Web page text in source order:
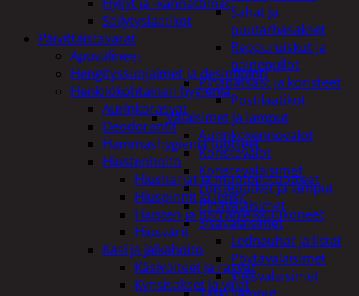
Sahat ja
puutarhasakset
Reppuruiskut ja
painepullot
Pihapatsaat ja koristeet
Postilaatikot
Valaisimet ja lamput
Aurinkokennovalot
Koristevalot
Koristevalaisimet
Loisteputket ja lamput
Pihavalaisimet
Sisävalaisimet
Lednauhat ja listat
Pöytävalaisimet
Yleisvalaisimet
Säilytyslaatikot
Päivittäistavarat
Apuvälineet
Hengityssuojaimet ja desinfiointi
Henkilökohtainen hygienia
Aurinkorasvat
Deodorantit
Hammashygienia tuotteet
Hiustenhoito
Hiusharjat ja muotoilutuotteet
Hiuspinnit ja lenkit
Hiusten ja parranleikkuukoneet
Hiusvärit
Käsi ja jalkahoito
Käsivoiteet ja rasvat
Kynsisakset ja viilat